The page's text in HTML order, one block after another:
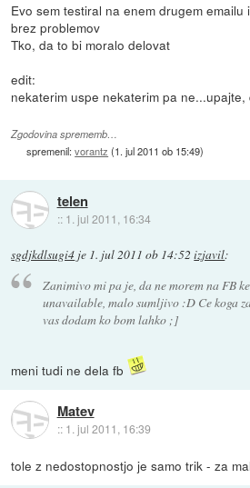
Evo sem testiral na enem drugem emailu
brez problemov
Tko, da to bi moralo delovat
edit:
nekaterim uspe nekaterim pa
Zgodovina sprememb…
spremenil:vorantz (1. jul 2011 ob 15:49)
telen
:: 1. jul 2011, 16:34
sgdjkdlsugi4 je 1. jul 2011 ob 14:52 izjavil:
Zanimivo mi pa je, da ne morem na FB
unavailable, malo sumljivo :D Ce koga
vas dodam ko bom lahko ;]
meni tudi ne dela fb
Matev
:: 1. jul 2011, 16:39
tole z nedostopnostjo je samo trik - za